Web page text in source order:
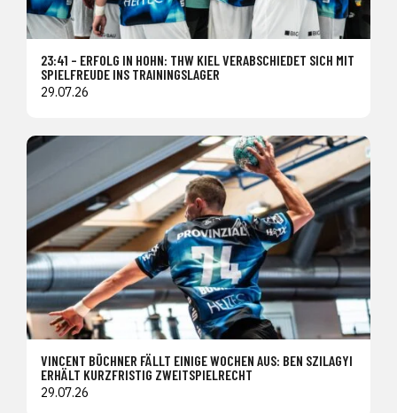
23:41 – ERFOLG IN HOHN: THW KIEL VERABSCHIEDET SICH MIT
SPIELFREUDE INS TRAININGSLAGER
29.07.26
VINCENT BÜCHNER FÄLLT EINIGE WOCHEN AUS: BEN SZILAGYI
ERHÄLT KURZFRISTIG ZWEITSPIELRECHT
29.07.26